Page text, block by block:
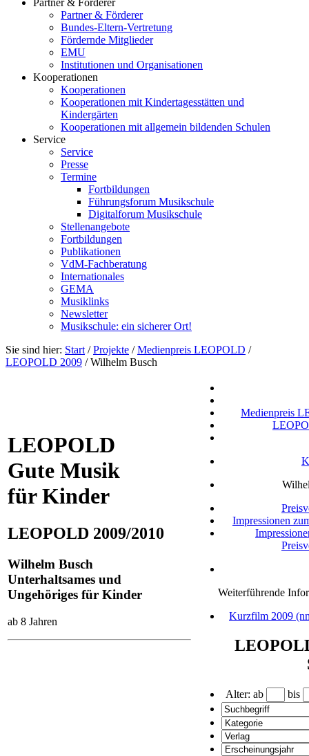
Partner & Förderer
Partner & Förderer
Bundes-Eltern-Vertretung
Fördernde Mitglieder
EMU
Institutionen und Organisationen
Kooperationen
Kooperationen
Kooperationen mit Kindertagesstätten und
Kindergärten
Kooperationen mit allgemein bildenden Schulen
Service
Service
Presse
Termine
Fortbildungen
Führungsforum Musikschule
Digitalforum Musikschule
Stellenangebote
Fortbildungen
Publikationen
VdM-Fachberatung
Internationales
GEMA
Musiklinks
Newsletter
Musikschule: ein sicherer Ort!
Sie sind hier: Start /Projekte /Medienpreis LEOPOLD /
LEOPOLD 2009 /Wilhelm Busch
LEOPOLD
Gute Musik
für Kinder
LEOPOLD 2009/2010
Wilhelm Busch
Unterhaltsames und
Ungehöriges für Kinder
ab 8 Jahren
Medienpreis
Impressionen
Weiterführende
Kurzfilm 2009
Alter: ab bis